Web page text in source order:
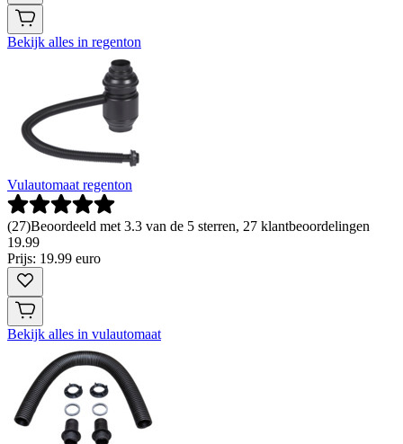
Bekijk alles in regenton
Vulautomaat regenton
(27)Beoordeeld met 3.3 van de 5 sterren, 27 klantbeoordelingen
19.99
Prijs: 19.99 euro
Bekijk alles in vulautomaat